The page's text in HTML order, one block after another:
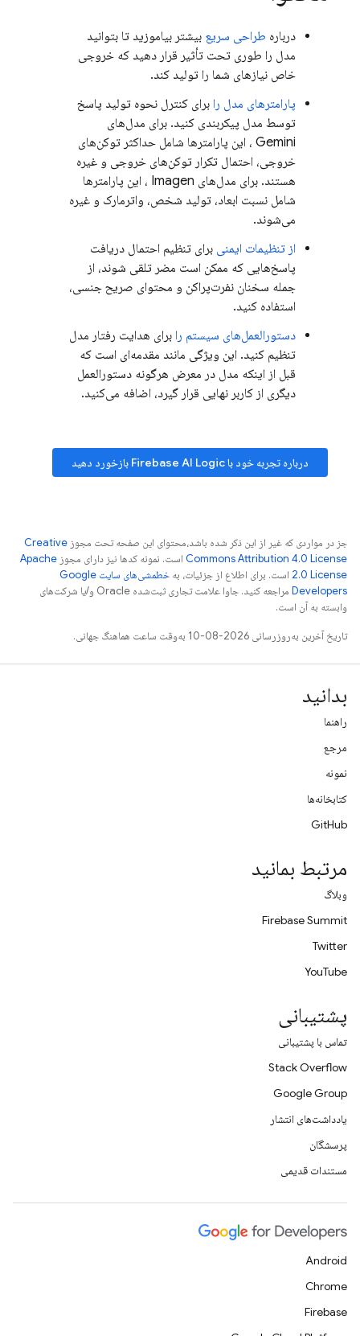
درباره طراحی سریع بیشتر بیاموزید تا بتوانید
مدل را طوری تحت تأثیر قرار دهید که خروجی
خاص نیازهای شما را تولید کند.
پارامترهای مدل را برای کنترل نحوه تولید پاسخ
توسط مدل پیکربندی کنید. برای مدل‌های
Gemini ، این پارامترها شامل حداکثر توکن‌های
خروجی، احتمال تکرار توکن‌های خروجی و غیره
هستند. برای مدل‌های Imagen ، این پارامترها
شامل نسبت ابعاد، تولید شخص، واترمارک و غیره
می‌شوند.
از تنظیمات ایمنی برای تنظیم احتمال دریافت
پاسخ‌هایی که ممکن است مضر تلقی شوند، از
جمله سخنان نفرت‌پراکن و محتوای صریح جنسی،
استفاده کنید.
دستورالعمل‌های سیستم را برای هدایت رفتار مدل
تنظیم کنید. این ویژگی مانند مقدمه‌ای است که
قبل از اینکه مدل در معرض هرگونه دستورالعمل
دیگری از کاربر نهایی قرار گیرد، اضافه می‌کنید.
درباره تجربه خود باFirebase AI Logic بازخورد دهید
جز در مواردی که غیر از این ذکر شده باشد،‌محتوای این صفحه تحت مجوز Creative
Commons Attribution 4.0 License است. نمونه کدها نیز دارای مجوز Apache
2.0 License است. برای اطلاع از جزئیات، به
خطمشی‌های سایت Google
Developers‏
مراجعه کنید. جاوا علامت تجاری ثبت‌شده Oracle و/یا شرکت‌های
وابسته به آن است.
تاریخ آخرین به‌روزرسانی 2026-08-10 به‌وقت ساعت هماهنگ جهانی.
بدانید
راهنما
مرجع
نمونه
کتابخانه‌ها
GitHub
مرتبط بمانید
وبلاگ
Firebase Summit
Twitter
YouTube
پشتیبانی
تماس با پشتیبانی
Stack Overflow
Google Group
یادداشت‌های انتشار
پرسشگان
مستندات قدیمی
Android
Chrome
Firebase